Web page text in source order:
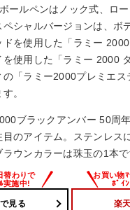
ールペンはノック式、ロ
ペシャルバージョンは、ボ
ドを使用した「ラミー
を使用した「ラミー 2000
の「ラミー2000プレミエス
。
ブラックアンバー 50周
のアイテム。ステンレス
ウンカラーは珠玉の1本で
見る 楽